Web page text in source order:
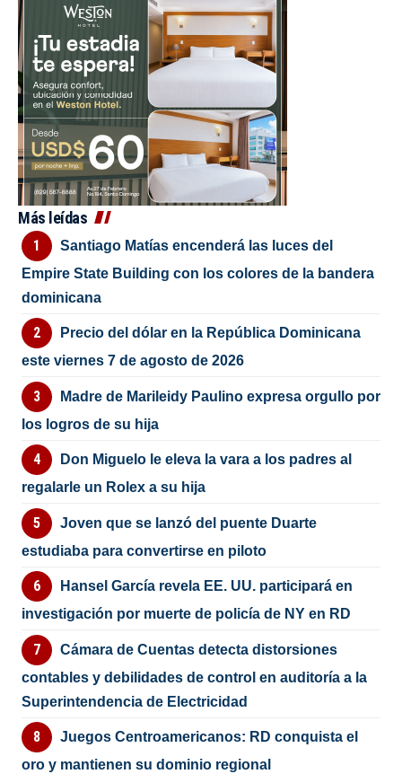
Más leídas
Santiago Matías encenderá las luces del
Empire State Building con los colores de la bandera
dominicana
Precio del dólar en la República Dominicana
este viernes 7 de agosto de 2026
Madre de Marileidy Paulino expresa orgullo por
los logros de su hija
Don Miguelo le eleva la vara a los padres al
regalarle un Rolex a su hija
Joven que se lanzó del puente Duarte
estudiaba para convertirse en piloto
Hansel García revela EE. UU. participará en
investigación por muerte de policía de NY en RD
Cámara de Cuentas detecta distorsiones
contables y debilidades de control en auditoría a la
Superintendencia de Electricidad
Juegos Centroamericanos: RD conquista el
oro y mantienen su dominio regional